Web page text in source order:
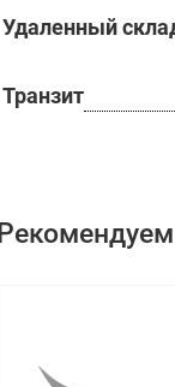
Удаленный
Транзит
Рекомендуем